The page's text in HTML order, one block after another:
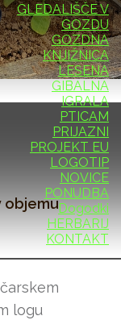
GLEDALIŠČE V
GOZDU
GOZDNA
KNJIŽNICA
LESENA
GIBALNA
IGRALA
PTICAM
PRIJAZNI
PROJEKT EU
LOGOTIP
NOVICE
PONUDBA
Dogodki
HERBARIJ
KONTAKT
objemu
logu